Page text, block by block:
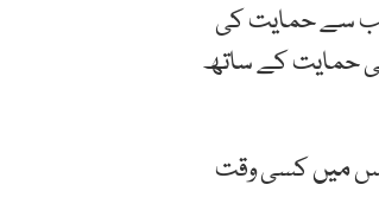
سے حمایت کی
حمایت کے ساتھ
جس میں کسی وقت